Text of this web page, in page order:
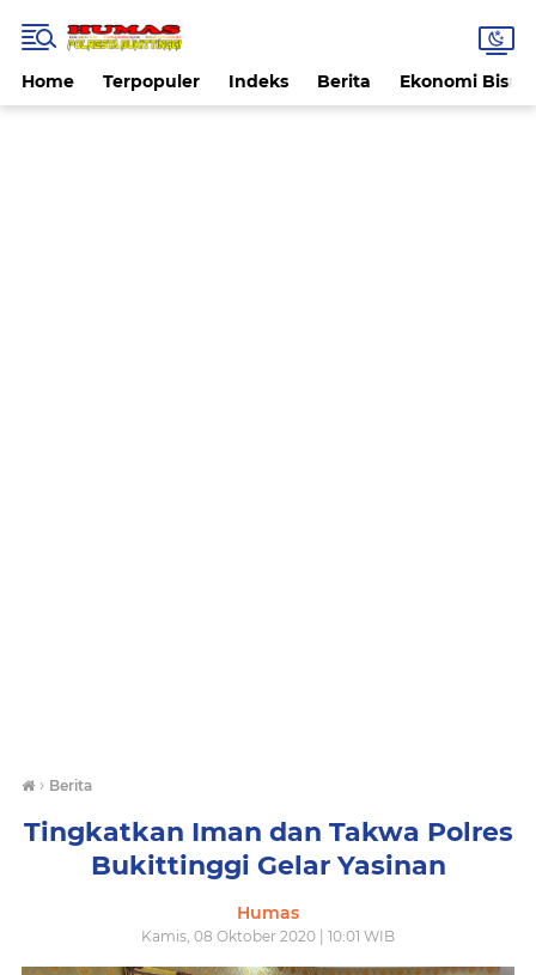
Home Terpopuler Indeks Berita Ekonomi Bisnis
› Berita
Tingkatkan Iman dan Takwa Polres
Bukittinggi Gelar Yasinan
Humas
Kamis, 08 Oktober 2020 | 10:01 WIB